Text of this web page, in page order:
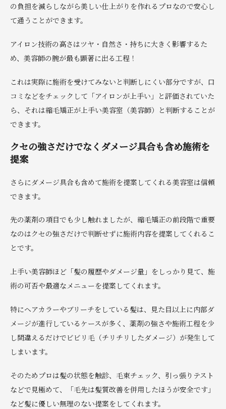
の負担を減らしながら美しい仕上がりを作れるプロなので安心し
て通うことができます。
アイロン技術の高さはツヤ・自然さ・持ちに大きく影響するた
め、美容師の腕が最も顕著に出る工程！
これは実際に施術を受けてみないと判断しにくい部分ですが、口
コミなどをチェックして「アイロンが上手い」と評価されていた
ら、それは縮毛矯正が上手い美容室（美容師）と判断することが
できます。
クセの強さだけでなくダメージ具合も含め施術を
提案
さらにダメージ具合も含めて施術を提案してくれる美容室は信頼
できます。
先の薬剤の項目でも少し触れましたが、縮毛矯正の前段階で重要
なのはクセの強さだけで判断せずに施術内容を提案してくれるこ
とです。
上手い美容師ほど「髪の履歴やダメージ量」をしっかり見て、施
術の可否や最適なメニューを提案してくれます。
特にヘアカラーやブリーチをしている髪は、見た目以上に内部ダ
メージが進行しているケースが多く、薬剤の強さや施術工程を少
し間違えるだけでビビリ毛（チリチリしたダメージ）が発生して
しまいます。
そのためプロは髪の状態を触診、毛束チェック、引っ張りテスト
などで見極めて、「毛先は髪質改善を併用したほうが安全です」
など髪に優しい無理のない提案をしてくれます。